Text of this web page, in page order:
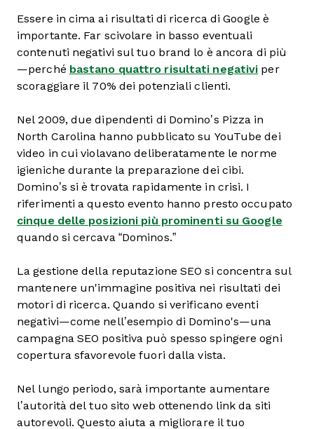
Essere in cima ai risultati di ricerca di Google è
importante. Far scivolare in basso eventuali
contenuti negativi sul tuo brand lo è ancora di più
—perché bastano quattro risultati negativi per
scoraggiare il 70% dei potenziali clienti.
Nel 2009, due dipendenti di Domino’s Pizza in
North Carolina hanno pubblicato su YouTube dei
video in cui violavano deliberatamente le norme
igieniche durante la preparazione dei cibi.
Domino’s si è trovata rapidamente in crisi. I
riferimenti a questo evento hanno presto occupato
cinque delle posizioni più prominenti su Google
quando si cercava “Dominos.”
La gestione della reputazione SEO si concentra sul
mantenere un'immagine positiva nei risultati dei
motori di ricerca. Quando si verificano eventi
negativi—come nell’esempio di Domino's—una
campagna SEO positiva può spesso spingere ogni
copertura sfavorevole fuori dalla vista.
Nel lungo periodo, sarà importante aumentare
l’autorità del tuo sito web ottenendo link da siti
autorevoli. Questo aiuta a migliorare il tuo